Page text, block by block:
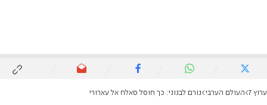
ערוץ 7 העולם הערבי גורם לבנוני: כך חוסל סאלח אל עארורי